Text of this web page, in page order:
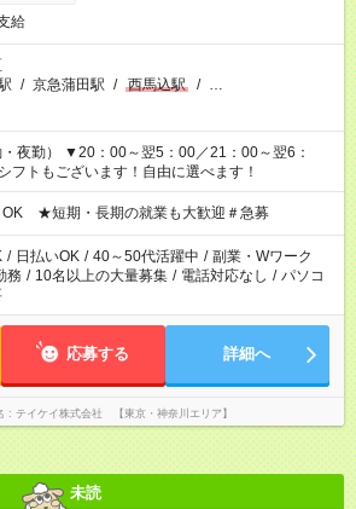
給
/ 京急蒲田駅 / 西馬込駅 / …
・夜勤） ▼20：00～翌5：00／21：00～翌6：
日勤シフトもございます！自由に選べます！
OK ★短期・長期の就業も大歓迎＃急募
/ 日払いOK / 40～50代活躍中 / 副業・Wワーク
務 / 10名以上の大量募集 / 電話対応なし / パソコ
応募する 詳細へ
テイケイ株式会社 【東京・神奈川エリア】
未読